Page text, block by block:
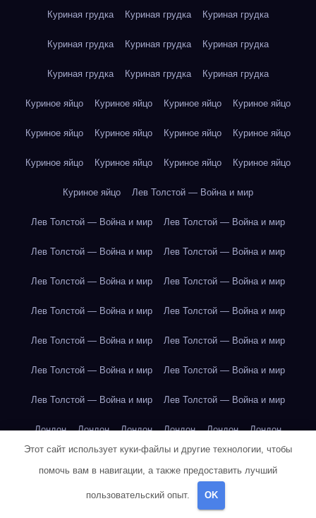
Куриная грудка Куриная грудка Куриная грудка
Куриная грудка Куриная грудка Куриная грудка
Куриная грудка Куриная грудка Куриная грудка
Куриное яйцо Куриное яйцо Куриное яйцо Куриное яйцо
Куриное яйцо Куриное яйцо Куриное яйцо Куриное яйцо
Куриное яйцо Куриное яйцо Куриное яйцо Куриное яйцо
Куриное яйцо Лев Толстой — Война и мир
Лев Толстой — Война и мир Лев Толстой — Война и мир
Лев Толстой — Война и мир Лев Толстой — Война и мир
Лев Толстой — Война и мир Лев Толстой — Война и мир
Лев Толстой — Война и мир Лев Толстой — Война и мир
Лев Толстой — Война и мир Лев Толстой — Война и мир
Лев Толстой — Война и мир Лев Толстой — Война и мир
Лев Толстой — Война и мир Лев Толстой — Война и мир
Лондон Лондон Лондон Лондон Лондон Лондон
Лос-Анджелес
Этот сайт использует куки-файлы и другие технологии, чтобы
помочь вам в навигации, а также предоставить лучший
пользовательский опыт. OK